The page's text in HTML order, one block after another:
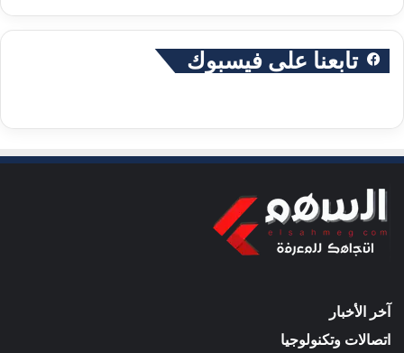
تابعنا على فيسبوك
آخر الأخبار
اتصالات وتكنولوجيا